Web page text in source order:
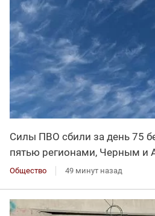
Силы ПВО сбили за день 75
пятью регионами, Черным и
Общество 49 минут назад